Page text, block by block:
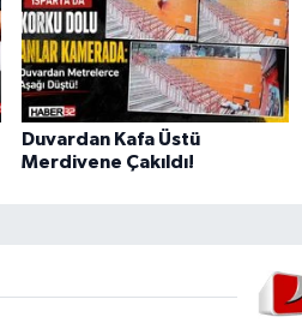
Duvardan Kafa Üstü
Merdivene Çakıldı!